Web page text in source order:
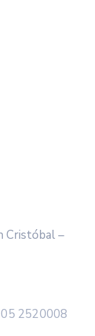
Cristóbal –
2520008